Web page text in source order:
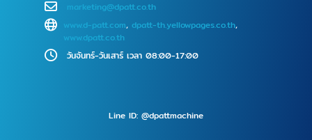
marketing@dpatt.co.th
www.d-patt.com,dpatt-th.yellowpages.co.th,
www.dpatt.co.th
วันจันทร์-วันเสาร์ เวลา 08:00-17:00
Line ID: @dpattmachine